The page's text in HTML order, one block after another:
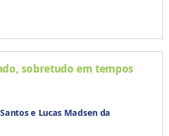
sobretudo em tempos
e Lucas Madsen da